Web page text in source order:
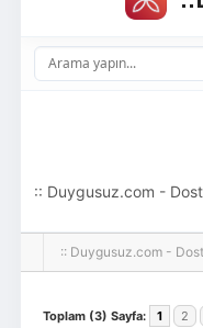
:: Duygusuz.com -
hoş geldin
:: Duygusuz.com -
Toplam (3) Sayfa: 1 2